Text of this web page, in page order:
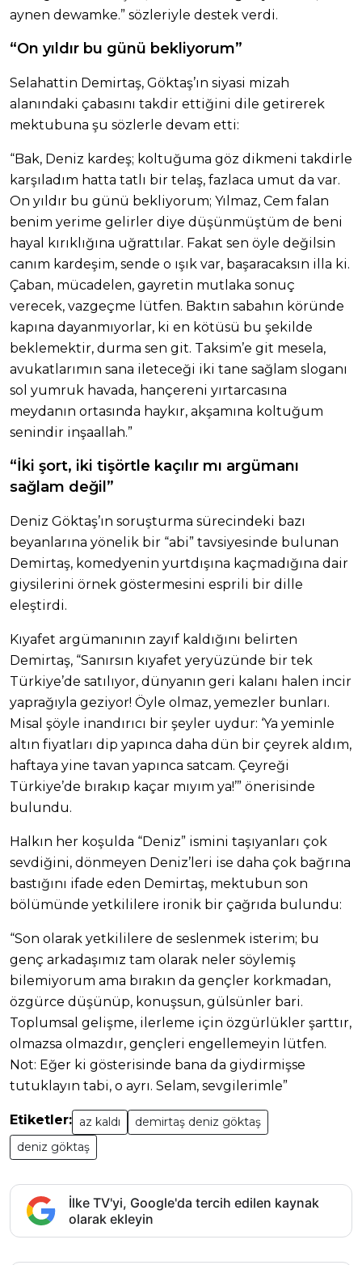
aynen dewamke.” sözleriyle destek verdi.
“On yıldır bu günü bekliyorum”
Selahattin Demirtaş, Göktaş’ın siyasi mizah
alanındaki çabasını takdir ettiğini dile getirerek
mektubuna şu sözlerle devam etti:
“Bak, Deniz kardeş; koltuğuma göz dikmeni takdirle
karşıladım hatta tatlı bir telaş, fazlaca umut da var.
On yıldır bu günü bekliyorum; Yılmaz, Cem falan
benim yerime gelirler diye düşünmüştüm de beni
hayal kırıklığına uğrattılar. Fakat sen öyle değilsin
canım kardeşim, sende o ışık var, başaracaksın illa ki.
Çaban, mücadelen, gayretin mutlaka sonuç
verecek, vazgeçme lütfen. Baktın sabahın köründe
kapına dayanmıyorlar, ki en kötüsü bu şekilde
beklemektir, durma sen git. Taksim’e git mesela,
avukatlarımın sana ileteceği iki tane sağlam sloganı
sol yumruk havada, hançereni yırtarcasına
meydanın ortasında haykır, akşamına koltuğum
senindir inşaallah.”
“İki şort, iki tişörtle kaçılır mı argümanı
sağlam değil”
Deniz Göktaş’ın soruşturma sürecindeki bazı
beyanlarına yönelik bir “abi” tavsiyesinde bulunan
Demirtaş, komedyenin yurtdışına kaçmadığına dair
giysilerini örnek göstermesini esprili bir dille
eleştirdi.
Kıyafet argümanının zayıf kaldığını belirten
Demirtaş, “Sanırsın kıyafet yeryüzünde bir tek
Türkiye’de satılıyor, dünyanın geri kalanı halen incir
yaprağıyla geziyor! Öyle olmaz, yemezler bunları.
Misal şöyle inandırıcı bir şeyler uydur: ‘Ya yeminle
altın fiyatları dip yapınca daha dün bir çeyrek aldım,
haftaya yine tavan yapınca satcam. Çeyreği
Türkiye’de bırakıp kaçar mıyım ya!’” önerisinde
bulundu.
Halkın her koşulda “Deniz” ismini taşıyanları çok
sevdiğini, dönmeyen Deniz’leri ise daha çok bağrına
bastığını ifade eden Demirtaş, mektubun son
bölümünde yetkililere ironik bir çağrıda bulundu:
“Son olarak yetkililere de seslenmek isterim; bu
genç arkadaşımız tam olarak neler söylemiş
bilemiyorum ama bırakın da gençler korkmadan,
özgürce düşünüp, konuşsun, gülsünler bari.
Toplumsal gelişme, ilerleme için özgürlükler şarttır,
olmazsa olmazdır, gençleri engellemeyin lütfen.
Not: Eğer ki gösterisinde bana da giydirmişse
tutuklayın tabi, o ayrı. Selam, sevgilerimle”
Etiketler: az kaldı
demirtaş deniz göktaş
deniz göktaş
İlke TV'yi, Google'da tercih edilen kaynak
olarak ekleyin